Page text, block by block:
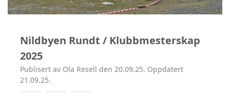
Nildbyen Rundt / Klubbmesterskap
2025
Publisert av Ola Resell den 20.09.25. Oppdatert
21.09.25.